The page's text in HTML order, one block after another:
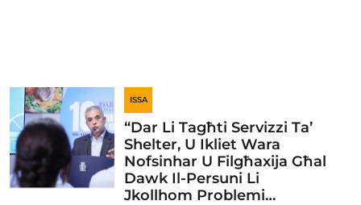
ISSA
“Dar Li Tagħti Servizzi Ta’
Shelter, U Ikliet Wara
Nofsinhar U Filgħaxija Għal
Dawk Il-Persuni Li
Jkollhom Problemi…